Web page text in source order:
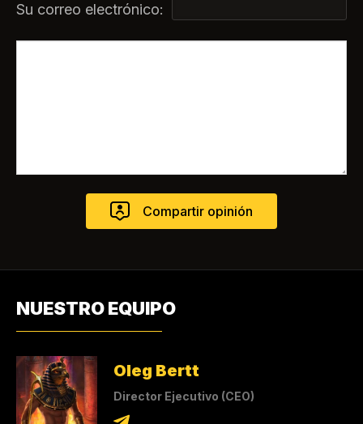
Su correo electrónico:
NUESTRO EQUIPO
Oleg Bertt
Director Ejecutivo (CEO)